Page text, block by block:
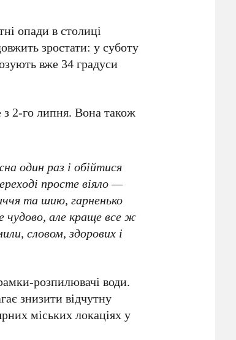
опади в столиці
зростати: усуботу
вже 34 градуси
з2-го липня. Вона також
один раз і обійтися
просте віяло —
та шию, гарненько
чудово, але краще все ж
словом, здорових і
розпилювачі води.
знизити відчутну
міських локаціях у